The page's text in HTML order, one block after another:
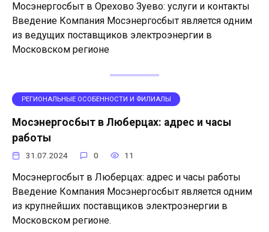
Мосэнергосбыт в Орехово Зуево: услуги и контакты
Введение Компания Мосэнергосбыт является одним
из ведущих поставщиков электроэнергии в
Московском регионе
РЕГИОНАЛЬНЫЕ ОСОБЕННОСТИ И ФИЛИАЛЫ
Мосэнергосбыт в Люберцах: адрес и часы
работы
31.07.2024 0 11
Мосэнергосбыт в Люберцах: адрес и часы работы
Введение Компания Мосэнергосбыт является одним
из крупнейших поставщиков электроэнергии в
Московском регионе.